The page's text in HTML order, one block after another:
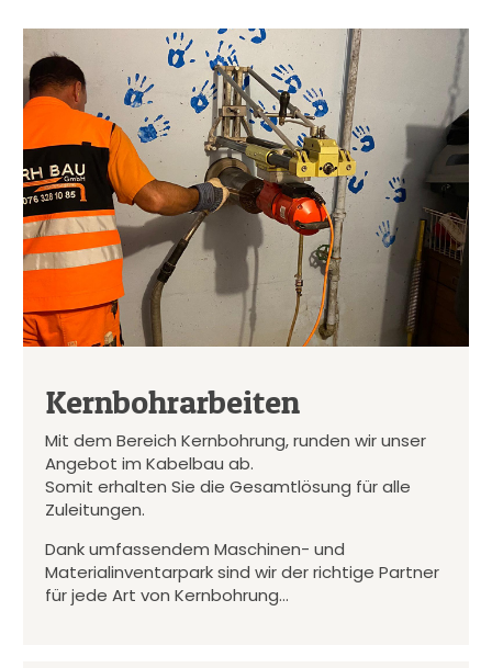
Kernbohrarbeiten
Mit dem Bereich Kernbohrung, runden wir unser
Angebot im Kabelbau ab.
Somit erhalten Sie die Gesamtlösung für alle
Zuleitungen.
Dank umfassendem Maschinen- und
Materialinventarpark sind wir der richtige Partner
für jede Art von Kernbohrung…